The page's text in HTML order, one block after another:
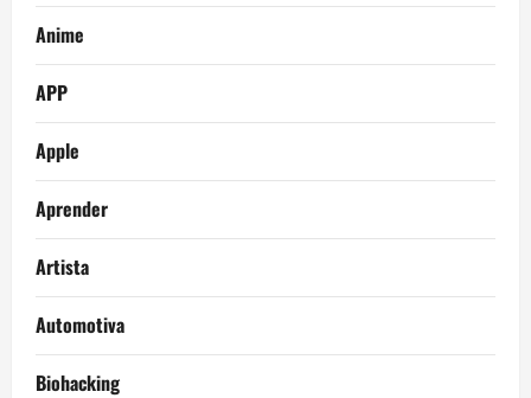
Anime
APP
Apple
Aprender
Artista
Automotiva
Biohacking